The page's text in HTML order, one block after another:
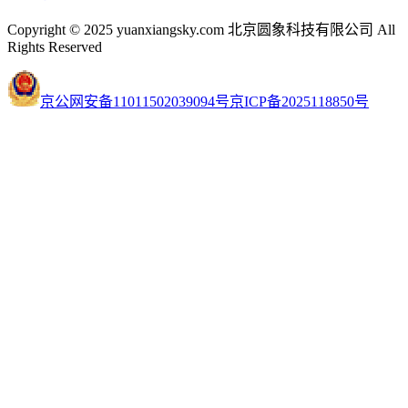
Copyright © 2025 yuanxiangsky.com 北京圆象科技有限公司 All
Rights Reserved
京公网安备11011502039094号京ICP备2025118850号